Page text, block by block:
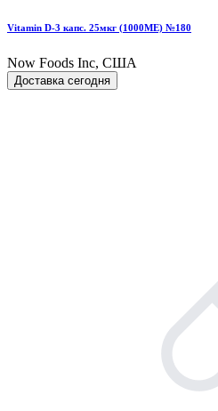
Vitamin D-3 капс. 25мкг (1000МЕ) №180
Now Foods Inc, США
Доставка сегодня